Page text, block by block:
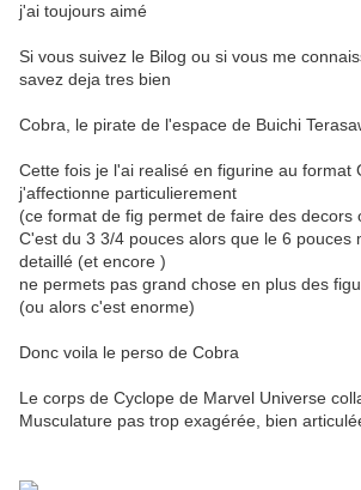
j'ai toujours aimé
Si vous suivez le Bilog ou si vous me
savez deja tres bien
Cobra, le pirate de l'espace de Buichi
Cette fois je l'ai realisé en figurine au format
j'affectionne particulierement
(ce format de fig permet de faire des decors
C'est du 3 3/4 pouces alors que le 6 pouces
detaillé (et encore )
ne permets pas grand chose en plus des
(ou alors c'est enorme)
Donc voila le perso de Cobra
Le corps de Cyclope de Marvel Universe
Musculature pas trop exagérée, bien